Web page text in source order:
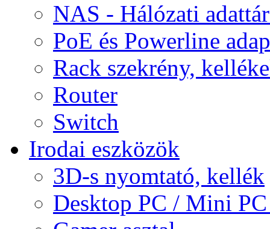
NAS - Hálózati
PoE és Powerline
Rack szekrény,
Router
Switch
Irodai eszközök
3D-s nyomtató, kellék
Desktop PC / Mini